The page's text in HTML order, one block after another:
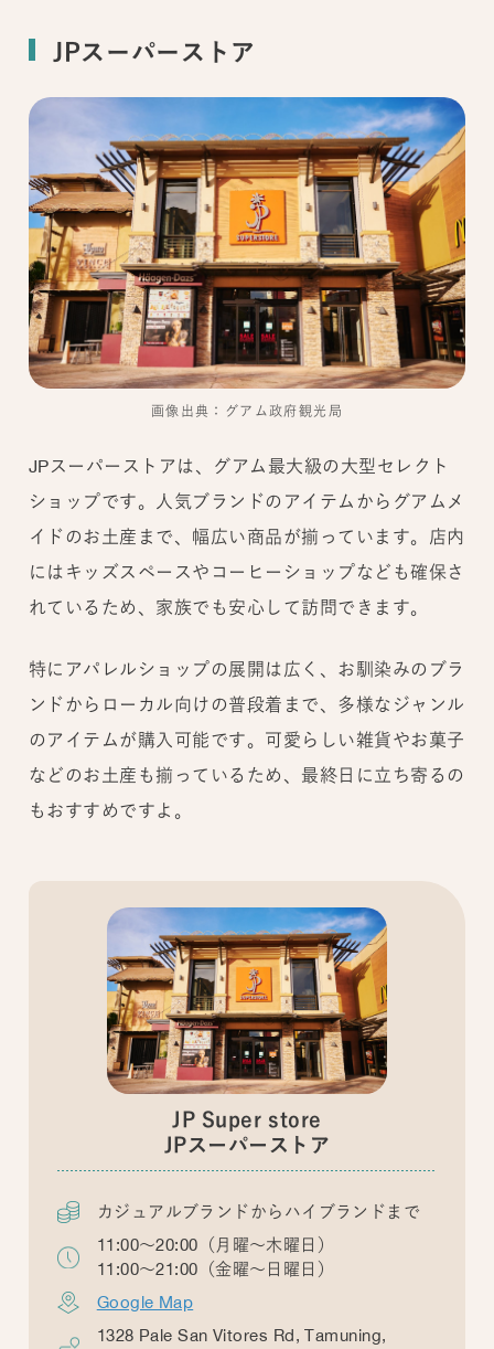
JPスーパーストア
画像出典：グアム政府観光局
JPスーパーストアは、グアム最大級の大型セレクト
ショップです。人気ブランドのアイテムからグアムメ
イドのお土産まで、幅広い商品が揃っています。店内
にはキッズスペースやコーヒーショップなども確保さ
れているため、家族でも安心して訪問できます。
特にアパレルショップの展開は広く、お馴染みのブラ
ンドからローカル向けの普段着まで、多様なジャンル
のアイテムが購入可能です。可愛らしい雑貨やお菓子
などのお土産も揃っているため、最終日に立ち寄るの
もおすすめですよ。
JP Super store
JPスーパーストア
カジュアルブランドからハイブランドまで
11:00～20:00（月曜～木曜日）
11:00～21:00（金曜～日曜日）
Google Map
1328 Pale San Vitores Rd, Tamuning,